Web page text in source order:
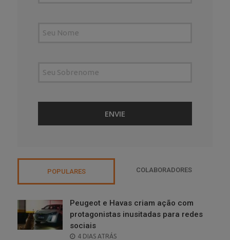
POPULARES COLABORADORES
Peugeot e Havas criam ação com
protagonistas inusitadas para redes
sociais
POSTED
4 DIAS ATRÁS